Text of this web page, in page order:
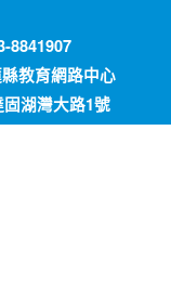
8841907
教育網路中心
湖灣大路1號